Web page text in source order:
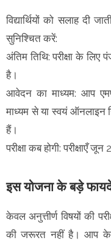
विद्यार्थियों को सलाह दी
सुनिश्चित करें:
अंतिम तिथि: परीक्षा के
है।
आवेदन का माध्यम: आप
माध्यम से या स्वयं ऑनलाइन
हैं।
परीक्षा कब होगी: परीक्षाएँ
इस योजना के बड़े
केवल अनुत्तीर्ण विषयों की
की जरूरत नहीं है। आप